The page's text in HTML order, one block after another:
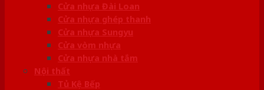
Cửa nhựa Đài Loan
Cửa nhựa ghép thanh
Cửa nhựa Sungyu
Cửa vòm nhựa
Cửa nhựa nhà tắm
Nội thất
Tủ Kệ Bếp